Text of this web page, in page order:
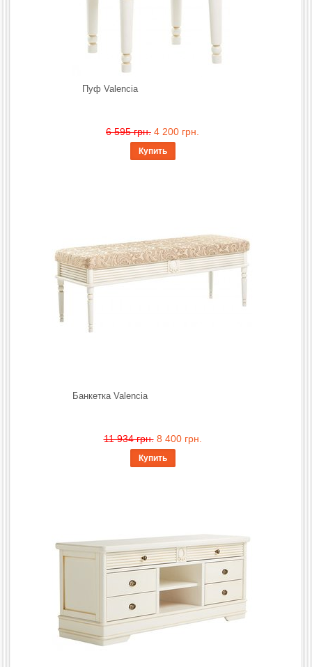
Пуф Valencia
6 595 грн. 4 200 грн.
Купить
Банкетка Valencia
11 934 грн. 8 400 грн.
Купить